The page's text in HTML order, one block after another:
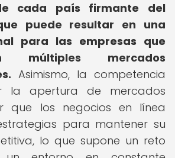
cada país firmante del
puede resultar en una
para las empresas que
múltiples mercados
Asimismo, la competencia
la apertura de mercados
que los negocios en línea
para mantener su
lo que supone un reto